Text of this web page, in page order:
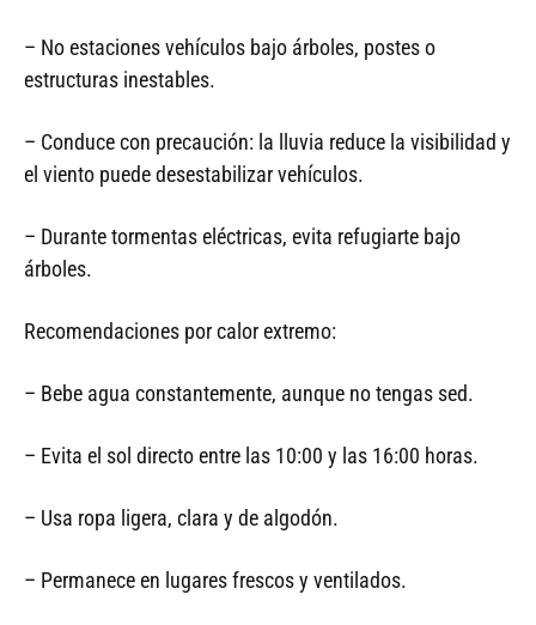
– No estaciones vehículos bajo árboles, postes o
estructuras inestables.
– Conduce con precaución: la lluvia reduce la visibilidad y
el viento puede desestabilizar vehículos.
– Durante tormentas eléctricas, evita refugiarte bajo
árboles.
Recomendaciones por calor extremo:
– Bebe agua constantemente, aunque no tengas sed.
– Evita el sol directo entre las 10:00 y las 16:00 horas.
– Usa ropa ligera, clara y de algodón.
– Permanece en lugares frescos y ventilados.